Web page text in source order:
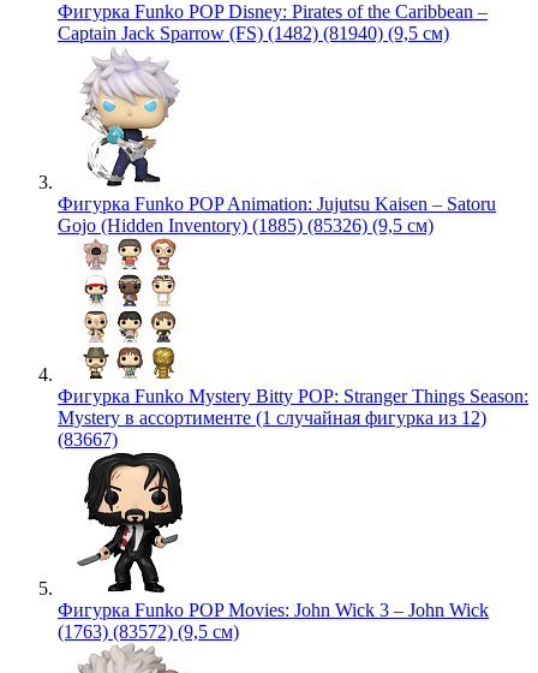
Фигурка Funko POP Disney: Pirates of the Caribbean –
Captain Jack Sparrow (FS) (1482) (81940) (9,5 см)
Фигурка Funko POP Animation: Jujutsu Kaisen – Satoru
Gojo (Hidden Inventory) (1885) (85326) (9,5 см)
Фигурка Funko Mystery Bitty POP: Stranger Things Season:
Mystery в ассортименте (1 случайная фигурка из 12)
(83667)
Фигурка Funko POP Movies: John Wick 3 – John Wick
(1763) (83572) (9,5 см)